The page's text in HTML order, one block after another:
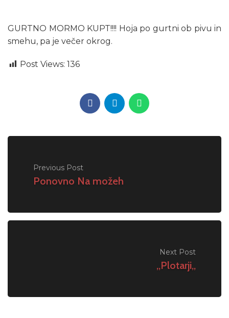
GURTNO MORMO KUPT!!!! Hoja po gurtni ob pivu in
smehu, pa je večer okrog.
Post Views: 136
Previous Post
Ponovno Na možeh
Next Post
,,Plotarji,,